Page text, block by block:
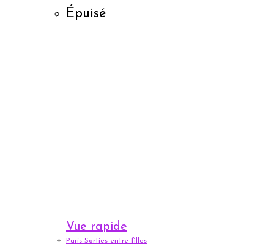
Épuisé
Vue rapide
Paris Sorties entre filles